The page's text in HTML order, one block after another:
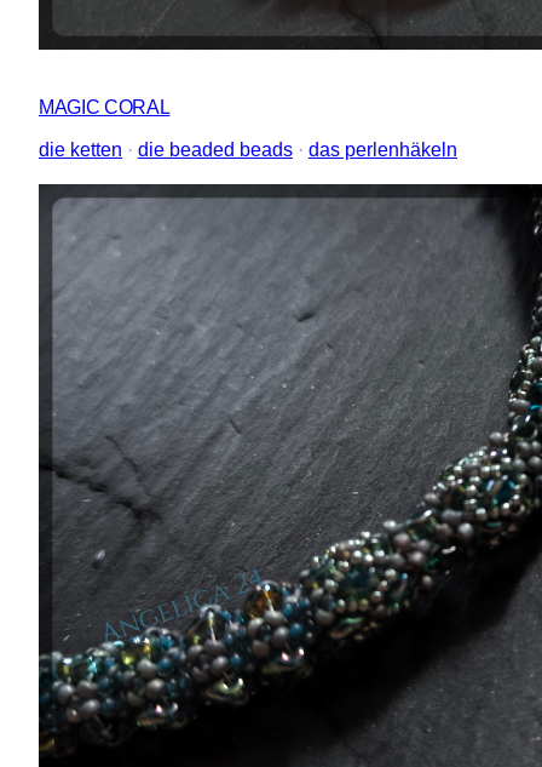
MAGIC CORAL
die ketten · die beaded beads · das perlenhäkeln